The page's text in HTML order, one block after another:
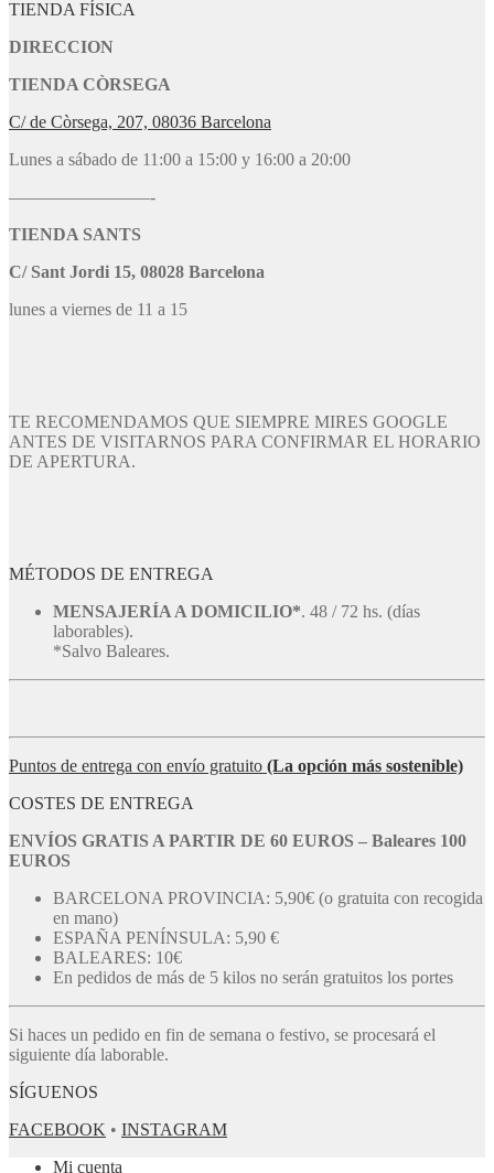
TIENDA FÍSICA
DIRECCION
TIENDA CÒRSEGA
C/ de Còrsega, 207, 08036 Barcelona
Lunes a sábado de 11:00 a 15:00 y 16:00 a 20:00
————————-
TIENDA SANTS
C/ Sant Jordi 15, 08028 Barcelona
lunes a viernes de 11 a 15
TE RECOMENDAMOS QUE SIEMPRE MIRES GOOGLE
ANTES DE VISITARNOS PARA CONFIRMAR EL HORARIO
DE APERTURA.
MÉTODOS DE ENTREGA
MENSAJERÍA A DOMICILIO*. 48 / 72 hs. (días
laborables).
*Salvo Baleares.
Puntos de entrega con envío gratuito (La opción más sostenible)
COSTES DE ENTREGA
ENVÍOS GRATIS A PARTIR DE 60 EUROS – Baleares 100
EUROS
BARCELONA PROVINCIA: 5,90€ (o gratuita con recogida
en mano)
ESPAÑA PENÍNSULA: 5,90 €
BALEARES: 10€
En pedidos de más de 5 kilos no serán gratuitos los portes
Si haces un pedido en fin de semana o festivo, se procesará el
siguiente día laborable.
SÍGUENOS
FACEBOOK • INSTAGRAM
Mi cuenta